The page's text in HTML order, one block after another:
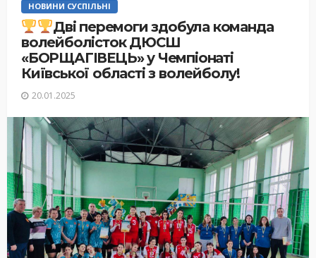
НОВИНИ СУСПІЛЬНІ
Дві перемоги здобула команда
волейболісток ДЮСШ
«БОРЩАГІВЕЦЬ» у Чемпіонаті
Київської області з волейболу!
20.01.2025